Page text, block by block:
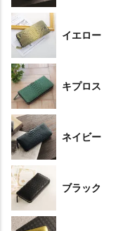
イエロー
キプロス
ネイビー
ブラック